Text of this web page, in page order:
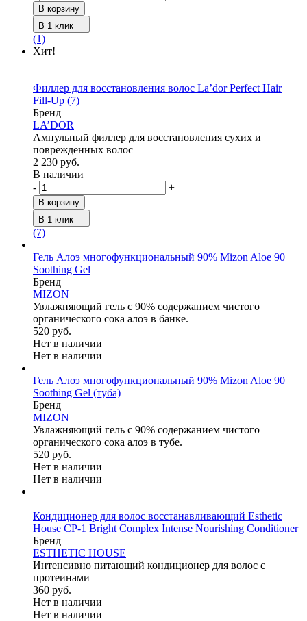
В корзину
В 1 клик
(1)
Хит!
Филлер для восстановления волос La’dor Perfect Hair
Fill-Up (7)
Бренд
LA’DOR
Ампульный филлер для восстановления сухих и
поврежденных волос
2 230 руб.
В наличии
-
+
В корзину
В 1 клик
(7)
Гель Алоэ многофункциональный 90% Mizon Aloe 90
Soothing Gel
Бренд
MIZON
Увлажняющий гель с 90% содержанием чистого
органического сока алоэ в банке.
520 руб.
Нет в наличии
Нет в наличии
Гель Алоэ многофункциональный 90% Mizon Aloe 90
Soothing Gel (туба)
Бренд
MIZON
Увлажняющий гель с 90% содержанием чистого
органического сока алоэ в тубе.
520 руб.
Нет в наличии
Нет в наличии
Кондиционер для волос восстанавливающий Esthetic
House CP-1 Bright Complex Intense Nourishing Conditioner
Бренд
ESTHETIC HOUSE
Интенсивно питающий кондиционер для волос с
протеинами
360 руб.
Нет в наличии
Нет в наличии